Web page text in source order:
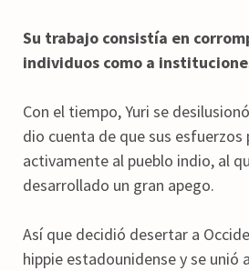
Su trabajo consistía en
individuos como a
Con el tiempo, Yuri se
dio cuenta de que sus esfuerzos
activamente al pueblo indio, al
desarrollado un gran apego.
Así que decidió desertar a
hippie estadounidense y se unió